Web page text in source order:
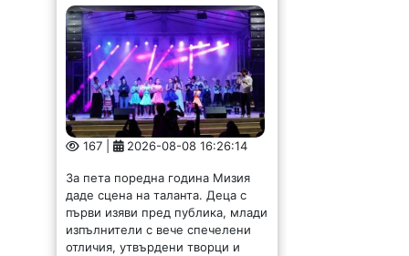
167 | 2026-08-08 16:26:14
За пета поредна година Мизия
даде сцена на таланта. Деца с
първи изяви пред публика, млади
изпълнители с вече спечелени
отличия, утвърдени творци и